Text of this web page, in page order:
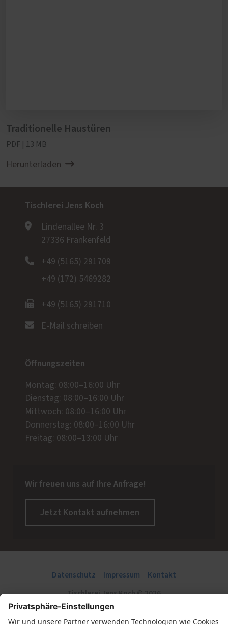
Traditionelle Haustüren
PDF | 13 MB
Herunterladen
Tischlerei Jens Koch
Lindenallee Nr. 3
27336 Frankenfeld
+49 (5165) 291709
+49 (172) 5469282
+49 (5165) 291710
E-Mail schreiben
Öffnungszeiten
Montag: 08:00–16:00 Uhr
Dienstag: 08:00–16:00 Uhr
Mittwoch: 08:00–16:00 Uhr
Donnerstag: 08:00–16:00 Uhr
Freitag: 08:00–13:00 Uhr
Wir freuen uns auf Ihre Anfrage!
Jetzt Kontakt aufnehmen
Datenschutz Impressum
Kontakt
Tischlerei Jens Koch © 2026